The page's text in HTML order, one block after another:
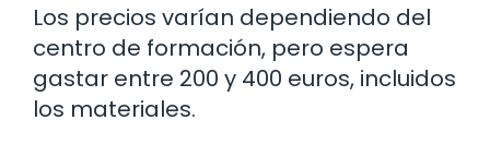
Los precios varían dependiendo del
centro de formación, pero espera
gastar entre 200 y 400 euros, incluidos
los materiales.